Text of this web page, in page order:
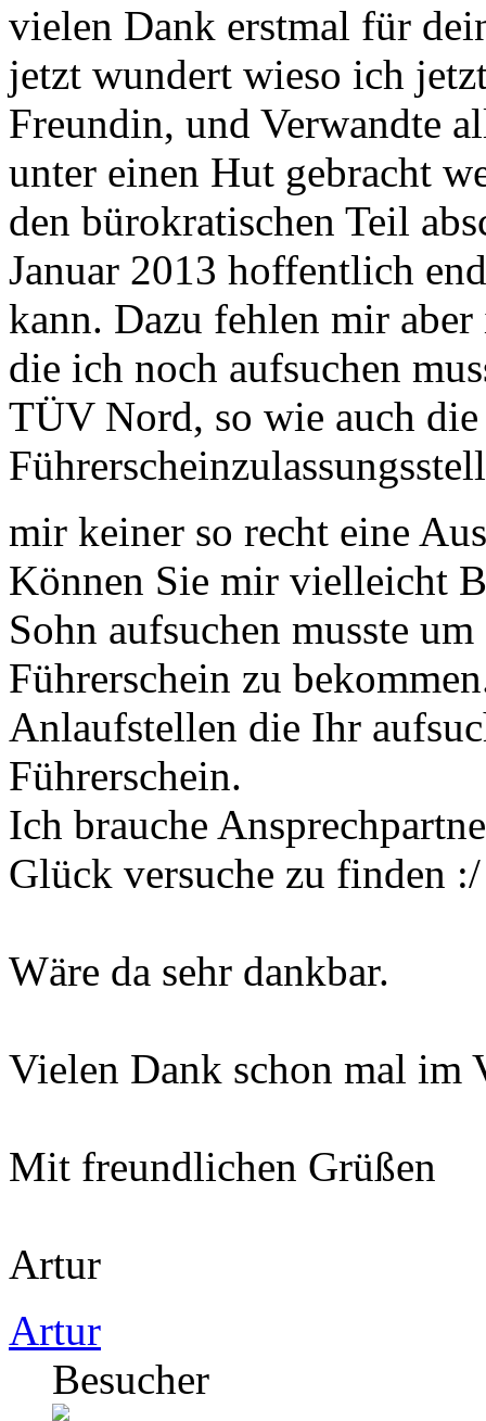
vielen Dank erstmal für
jetzt wundert wieso ich
Freundin, und Verwandte
unter einen Hut gebracht
den bürokratischen Teil
Januar 2013 hoffentlich
kann. Dazu fehlen mir
die ich noch aufsuchen
TÜV Nord, so wie auch
mir keiner so recht eine
Können Sie mir vielleicht
Sohn aufsuchen musste
Führerschein zu
Anlaufstellen die Ihr
Führerschein.
Ich brauche
Glück versuche zu finden :/
Wäre da sehr dankbar.
Vielen Dank schon mal im
Mit freundlichen Grüßen
Artur
Artur
Besucher